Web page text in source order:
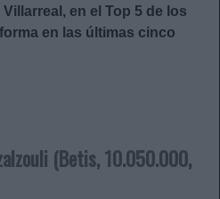
en el Top 5 de los
en las últimas cinco
(Betis, 10.050.000,